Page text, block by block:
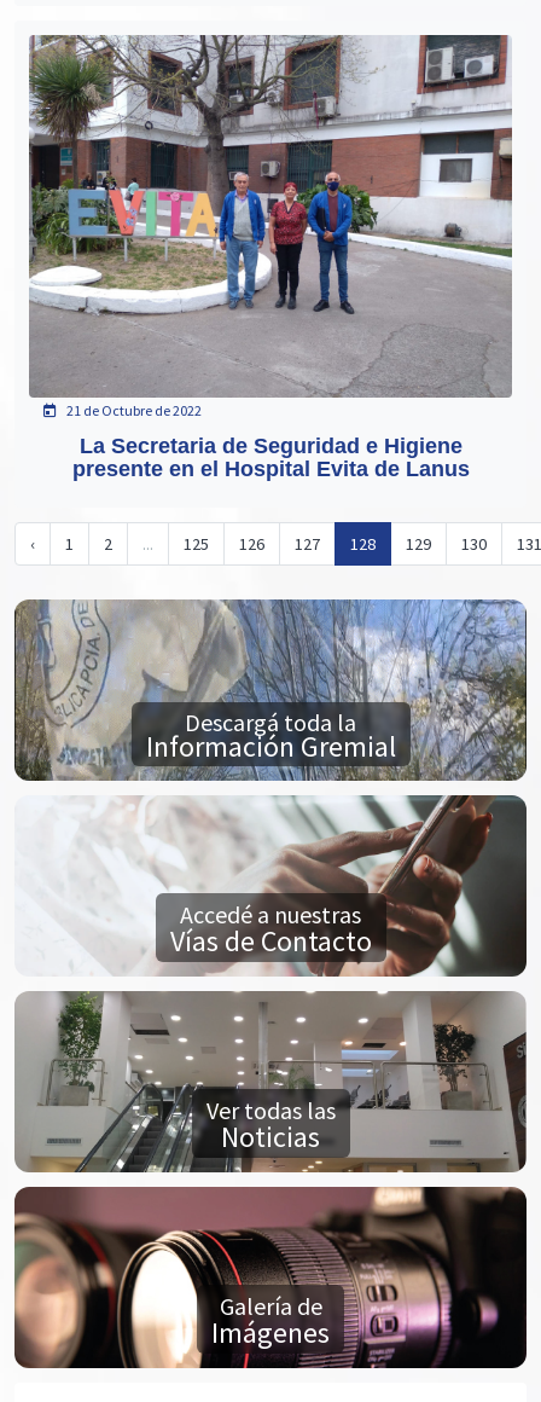
21 de Octubre de 2022
La Secretaria de Seguridad e Higiene
presente en el Hospital Evita de Lanus
‹ 1 2 ... 125 126 127 128 129 130 131
Descargá toda la
Información Gremial
Accedé a nuestras
Vías de Contacto
Ver todas las
Noticias
Galería de
Imágenes